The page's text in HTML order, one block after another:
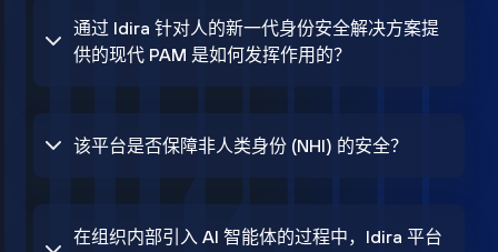
通过 Idira 针对人的新一代身份安全解决方案提
供的现代 PAM 是如何发挥作用的？
该平台是否保障非人类身份 (NHI) 的安全？
在组织内部引入 AI 智能体的过程中，Idira 平台